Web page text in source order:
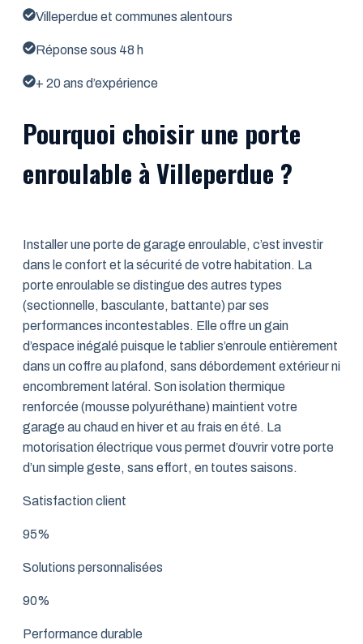
Villeperdue et communes alentours
Réponse sous 48 h
+ 20 ans d’expérience
Pourquoi choisir une porte
enroulable à Villeperdue ?
Installer une porte de garage enroulable, c’est investir
dans le confort et la sécurité de votre habitation. La
porte enroulable se distingue des autres types
(sectionnelle, basculante, battante) par ses
performances incontestables. Elle offre un gain
d’espace inégalé puisque le tablier s’enroule entièrement
dans un coffre au plafond, sans débordement extérieur ni
encombrement latéral. Son isolation thermique
renforcée (mousse polyuréthane) maintient votre
garage au chaud en hiver et au frais en été. La
motorisation électrique vous permet d’ouvrir votre porte
d’un simple geste, sans effort, en toutes saisons.
Satisfaction client
95%
Solutions personnalisées
90%
Performance durable